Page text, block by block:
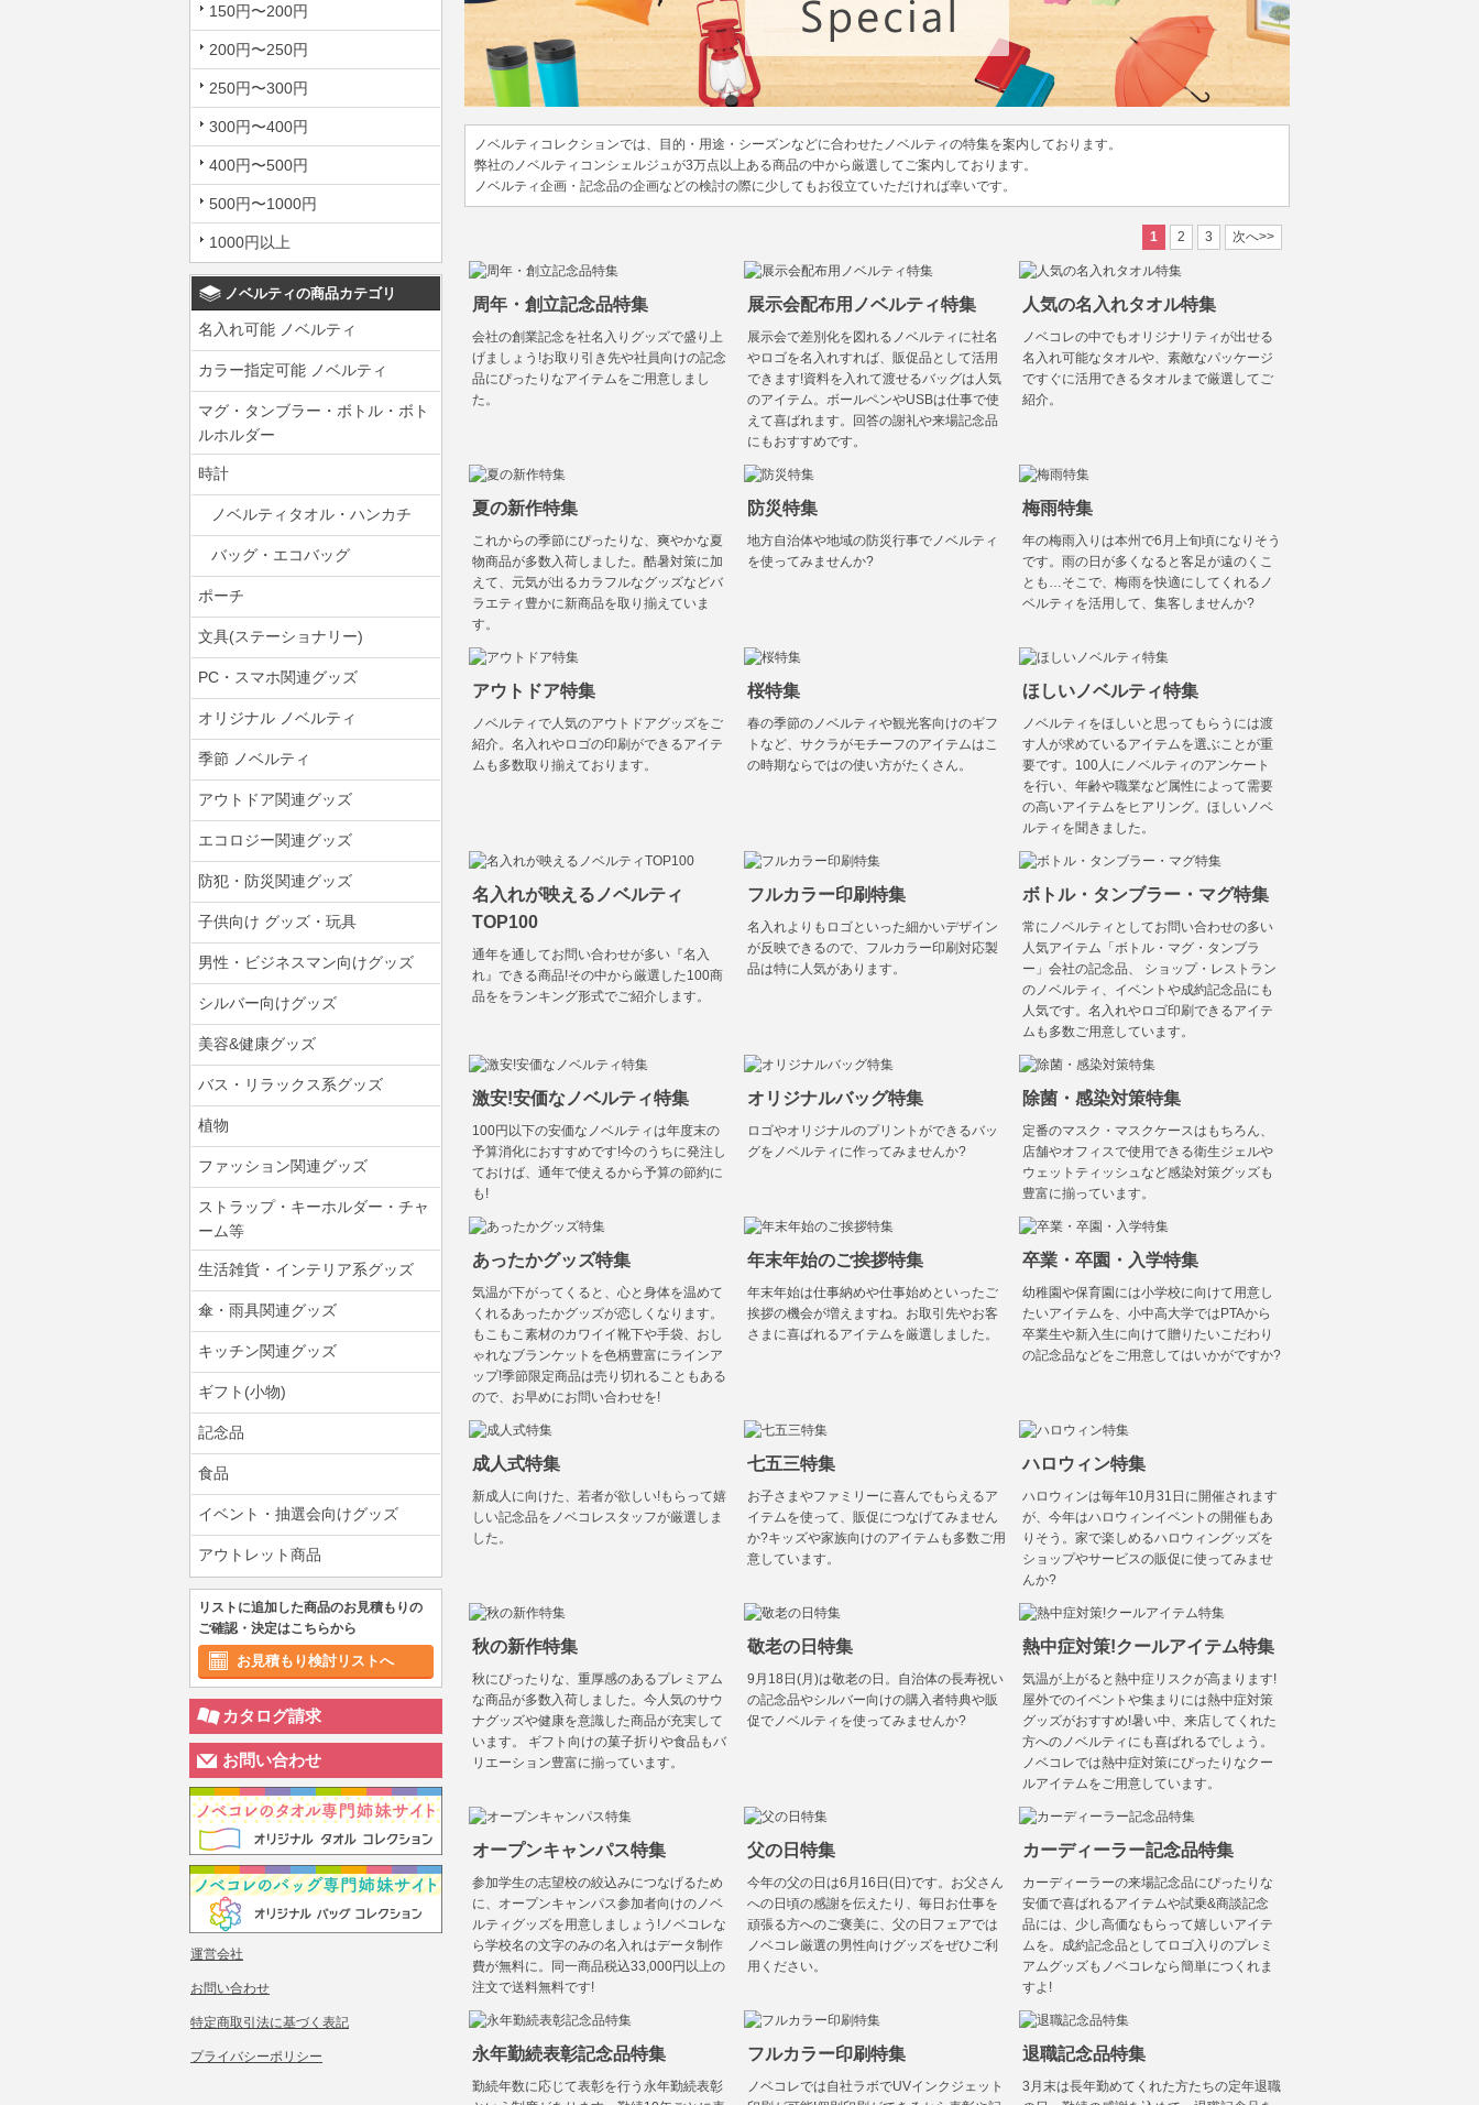
150円〜200円
200円〜250円
250円〜300円
300円〜400円
400円〜500円
500円〜1000円
1000円以上
ノベルティの商品カテゴリ
名入れ可能 ノベルティ
カラー指定可能 ノベルティ
マグ・タンブラー・ボトル・ボト
ルホルダー
時計
ノベルティタオル・ハンカチ
バッグ・エコバッグ
ポーチ
文具(ステーショナリー)
PC・スマホ関連グッズ
オリジナル ノベルティ
季節 ノベルティ
アウトドア関連グッズ
エコロジー関連グッズ
防犯・防災関連グッズ
子供向け グッズ・玩具
男性・ビジネスマン向けグッズ
シルバー向けグッズ
美容&健康グッズ
バス・リラックス系グッズ
植物
ファッション関連グッズ
ストラップ・キーホルダー・チャ
ーム等
生活雑貨・インテリア系グッズ
傘・雨具関連グッズ
キッチン関連グッズ
ギフト(小物)
記念品
食品
イベント・抽選会向けグッズ
アウトレット商品
リストに追加した商品のお見積もりの
ご確認・決定はこちらから
お見積もり検討リストへ
カタログ請求
お問い合わせ
運営会社
お問い合わせ
特定商取引法に基づく表記
プライバシーポリシー
ノベルティコレクションでは、目的・用途・シーズンなどに合わせたノベルティの特集を案内しております。
弊社のノベルティコンシェルジュが3万点以上ある商品の中から厳選してご案内しております。
ノベルティ企画・記念品の企画などの検討の際に少してもお役立ていただければ幸いです。
1 2 3 次へ>>
周年・創立記念品特集
会社の創業記念を社名入りグッズで盛り上
げましょう!お取り引き先や社員向けの記念
品にぴったりなアイテムをご用意しまし
た。
展示会配布用ノベルティ特集
展示会で差別化を図れるノベルティに社名
やロゴを名入れすれば、販促品として活用
できます!資料を入れて渡せるバッグは人気
のアイテム。ボールペンやUSBは仕事で使
えて喜ばれます。回答の謝礼や来場記念品
にもおすすめです。
人気の名入れタオル特集
ノベコレの中でもオリジナリティが出せる
名入れ可能なタオルや、素敵なパッケージ
ですぐに活用できるタオルまで厳選してご
紹介。
夏の新作特集
これからの季節にぴったりな、爽やかな夏
物商品が多数入荷しました。酷暑対策に加
えて、元気が出るカラフルなグッズなどバ
ラエティ豊かに新商品を取り揃えていま
す。
防災特集
地方自治体や地域の防災行事でノベルティ
を使ってみませんか?
梅雨特集
年の梅雨入りは本州で6月上旬頃になりそう
です。雨の日が多くなると客足が遠のくこ
とも…そこで、梅雨を快適にしてくれるノ
ベルティを活用して、集客しませんか?
アウトドア特集
ノベルティで人気のアウトドアグッズをご
紹介。名入れやロゴの印刷ができるアイテ
ムも多数取り揃えております。
桜特集
春の季節のノベルティや観光客向けのギフ
トなど、サクラがモチーフのアイテムはこ
の時期ならではの使い方がたくさん。
ほしいノベルティ特集
ノベルティをほしいと思ってもらうには渡
す人が求めているアイテムを選ぶことが重
要です。100人にノベルティのアンケート
を行い、年齢や職業など属性によって需要
の高いアイテムをヒアリング。ほしいノベ
ルティを聞きました。
名入れが映えるノベルティ
TOP100
通年を通してお問い合わせが多い『名入
れ』できる商品!その中から厳選した100商
品ををランキング形式でご紹介します。
フルカラー印刷特集
名入れよりもロゴといった細かいデザイン
が反映できるので、フルカラー印刷対応製
品は特に人気があります。
ボトル・タンブラー・マグ特集
常にノベルティとしてお問い合わせの多い
人気アイテム「ボトル・マグ・タンブラ
ー」会社の記念品、 ショップ・レストラン
のノベルティ、イベントや成約記念品にも
人気です。名入れやロゴ印刷できるアイテ
ムも多数ご用意しています。
激安!安価なノベルティ特集
100円以下の安価なノベルティは年度末の
予算消化におすすめです!今のうちに発注し
ておけば、通年で使えるから予算の節約に
も!
オリジナルバッグ特集
ロゴやオリジナルのプリントができるバッ
グをノベルティに作ってみませんか?
除菌・感染対策特集
定番のマスク・マスクケースはもちろん、
店舗やオフィスで使用できる衛生ジェルや
ウェットティッシュなど感染対策グッズも
豊富に揃っています。
あったかグッズ特集
気温が下がってくると、心と身体を温めて
くれるあったかグッズが恋しくなります。
もこもこ素材のカワイイ靴下や手袋、おし
ゃれなブランケットを色柄豊富にラインア
ップ!季節限定商品は売り切れることもある
ので、お早めにお問い合わせを!
年末年始のご挨拶特集
年末年始は仕事納めや仕事始めといったご
挨拶の機会が増えますね。お取引先やお客
さまに喜ばれるアイテムを厳選しました。
卒業・卒園・入学特集
幼稚園や保育園には小学校に向けて用意し
たいアイテムを、小中高大学ではPTAから
卒業生や新入生に向けて贈りたいこだわり
の記念品などをご用意してはいかがですか?
成人式特集
新成人に向けた、若者が欲しい!もらって嬉
しい記念品をノベコレスタッフが厳選しま
した。
七五三特集
お子さまやファミリーに喜んでもらえるア
イテムを使って、販促につなげてみません
か?キッズや家族向けのアイテムも多数ご用
意しています。
ハロウィン特集
ハロウィンは毎年10月31日に開催されます
が、今年はハロウィンイベントの開催もあ
りそう。家で楽しめるハロウィングッズを
ショップやサービスの販促に使ってみませ
んか?
秋の新作特集
秋にぴったりな、重厚感のあるプレミアム
な商品が多数入荷しました。今人気のサウ
ナグッズや健康を意識した商品が充実して
います。 ギフト向けの菓子折りや食品もバ
リエーション豊富に揃っています。
敬老の日特集
9月18日(月)は敬老の日。自治体の長寿祝い
の記念品やシルバー向けの購入者特典や販
促でノベルティを使ってみませんか?
熱中症対策!クールアイテム特集
気温が上がると熱中症リスクが高まります!
屋外でのイベントや集まりには熱中症対策
グッズがおすすめ!暑い中、来店してくれた
方へのノベルティにも喜ばれるでしょう。
ノベコレでは熱中症対策にぴったりなクー
ルアイテムをご用意しています。
オープンキャンパス特集
参加学生の志望校の絞込みにつなげるため
に、オープンキャンパス参加者向けのノベ
ルティグッズを用意しましょう!ノベコレな
ら学校名の文字のみの名入れはデータ制作
費が無料に。同一商品税込33,000円以上の
注文で送料無料です!
父の日特集
今年の父の日は6月16日(日)です。お父さん
への日頃の感謝を伝えたり、毎日お仕事を
頑張る方へのご褒美に、父の日フェアでは
ノベコレ厳選の男性向けグッズをぜひご利
用ください。
カーディーラー記念品特集
カーディーラーの来場記念品にぴったりな
安価で喜ばれるアイテムや試乗&商談記念
品には、少し高価なもらって嬉しいアイテ
ムを。成約記念品としてロゴ入りのプレミ
アムグッズもノベコレなら簡単につくれま
すよ!
永年勤続表彰記念品特集
勤続年数に応じて表彰を行う永年勤続表彰
フルカラー印刷特集
ノベコレでは自社ラボでUVインクジェット
退職記念品特集
3月末は長年勤めてくれた方たちの定年退職